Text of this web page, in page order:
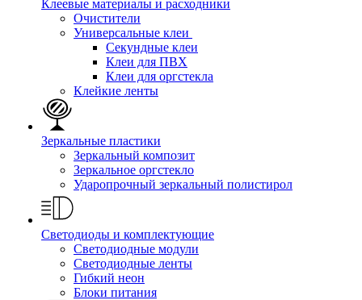
Клеевые материалы и расходники
Очистители
Универсальные клеи
Секундные клеи
Клеи для ПВХ
Клеи для оргстекла
Клейкие ленты
Зеркальные пластики
Зеркальный композит
Зеркальное оргстекло
Ударопрочный зеркальный полистирол
Светодиоды и комплектующие
Светодиодные модули
Светодиодные ленты
Гибкий неон
Блоки питания